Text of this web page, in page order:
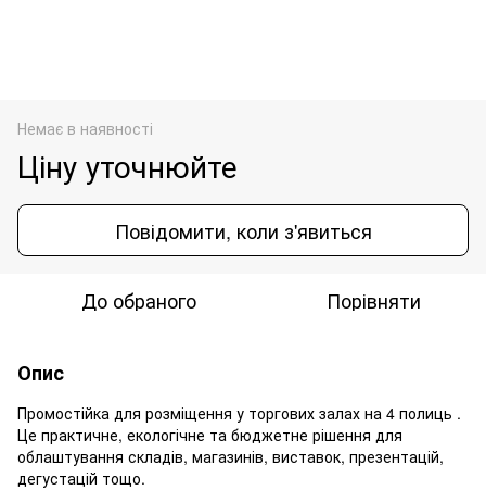
Немає в наявності
Ціну уточнюйте
Повідомити, коли з'явиться
До обраного Порівняти
Опис
Промостійка для розміщення у торгових залах на 4 полиць .
Це практичне, екологічне та бюджетне рішення для
облаштування складів, магазинів, виставок, презентацій,
дегустацій тощо.